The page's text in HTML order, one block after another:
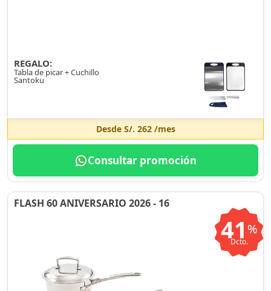
REGALO:
Tabla de picar + Cuchillo
Santoku
Desde S/. 262/mes
Consultar promoción
FLASH 60 ANIVERSARIO 2026 - 16
41 %
Dcto.